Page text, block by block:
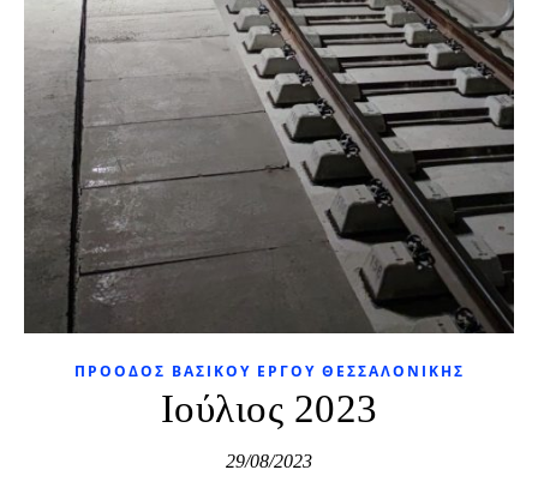
ΠΡΌΟΔΟΣ ΒΑΣΙΚΟΥ ΈΡΓΟΥ ΘΕΣΣΑΛΟΝΊΚΗΣ
Ιούλιος 2023
29/08/2023